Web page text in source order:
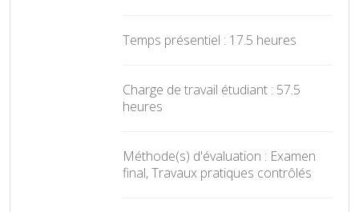
Temps présentiel : 17.5 heures
Charge de travail étudiant : 57.5
heures
Méthode(s) d'évaluation : Examen
final, Travaux pratiques contrôlés